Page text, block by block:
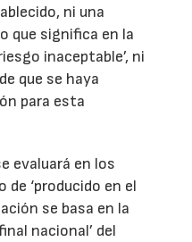
ni una
que significa en la
inaceptable’, ni
que se haya
para esta
evaluará en los
‘producido en el
se basa en la
nacional’ del